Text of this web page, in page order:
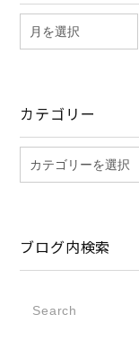
カテゴリー
ブログ内検索